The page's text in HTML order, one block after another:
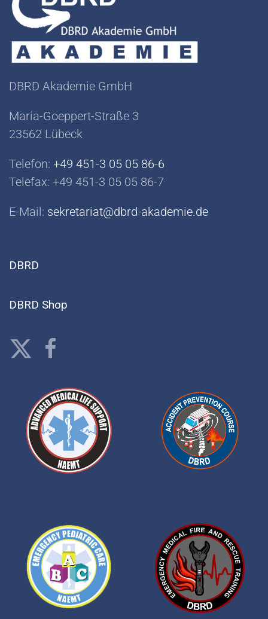
DBRD Akademie GmbH
Maria-Goeppert-Straße 3
23562 Lübeck
Telefon: +49 451-3 05 05 86-6
Telefax: +49 451-3 05 05 86-7
E-Mail: sekretariat@dbrd-akademie.de
DBRD
DBRD Shop